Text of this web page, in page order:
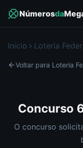
Númerosda
Início Loteria
Voltar para Loteria
Concurso
O concurso